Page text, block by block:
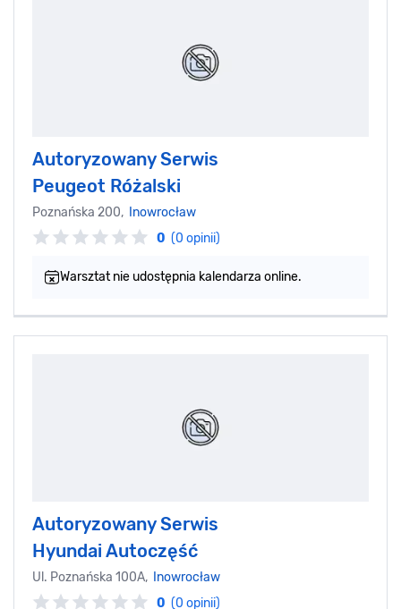
Autoryzowany Serwis
Peugeot Różalski
Poznańska 200,
Inowrocław
0 (0 opinii)
Warsztat nie udostępnia kalendarza online.
Autoryzowany Serwis
Hyundai Autoczęść
Ul. Poznańska 100A,
Inowrocław
0 (0 opinii)